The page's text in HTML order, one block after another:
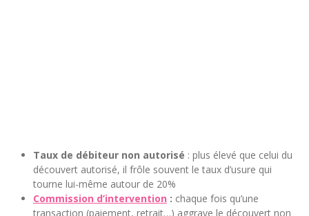
Taux de débiteur non autorisé : plus élevé que celui du
découvert autorisé, il frôle souvent le taux d’usure qui
tourne lui-même autour de 20%
Commission d’intervention : chaque fois qu’une
transaction (paiement, retrait…) aggrave le découvert non